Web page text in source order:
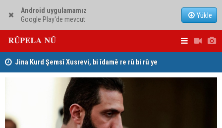
Android uygulamamız
Google Play'de mevcut
Yükle
Jina Kurd Şemsî Xusrevi, bi îdamê re rû bi rû ye
hewldana